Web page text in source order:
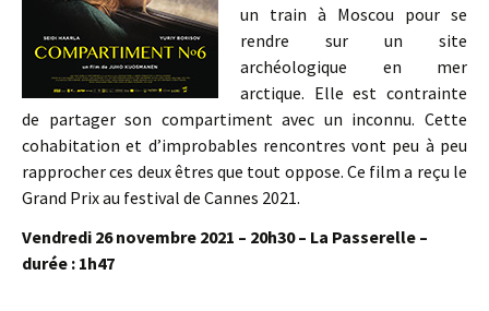
un train à Moscou pour se
rendre sur un site
archéologique en mer
arctique. Elle est contrainte
de partager son compartiment avec un inconnu. Cette
cohabitation et d’improbables rencontres vont peu à peu
rapprocher ces deux êtres que tout oppose. Ce film a reçu le
Grand Prix au festival de Cannes 2021.
Vendredi 26 novembre 2021 – 20h30 – La Passerelle –
durée : 1h47